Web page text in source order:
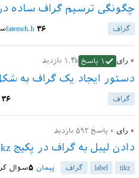
چگونگی ترسیم گراف ساده
گراف fatemeh.h ۳۶
۰ رای ۱ پاسخ ۱.۴k بازدید
دستور ایجاد یک گراف به
گراف ۳۶
۰ رای ۰ پاسخ ۵۹۲ بازدید
دادن لیبل به گراف در پکیج tikz
tikz
label گراف سوال پیمان ۵